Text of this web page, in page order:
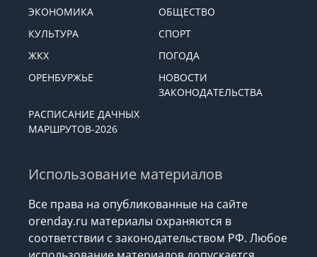
ЭКОНОМИКА
ОБЩЕСТВО
КУЛЬТУРА
СПОРТ
ЖКХ
ПОГОДА
ОРЕНБУРЖЬЕ
НОВОСТИ
ЗАКОНОДАТЕЛЬСТВА
РАСПИСАНИЕ ДАЧНЫХ
МАРШРУТОВ-2026
Использование материалов
Все права на опубликованные на сайте
orenday.ru материалы охраняются в
соответствии с законодательством РФ. Любое